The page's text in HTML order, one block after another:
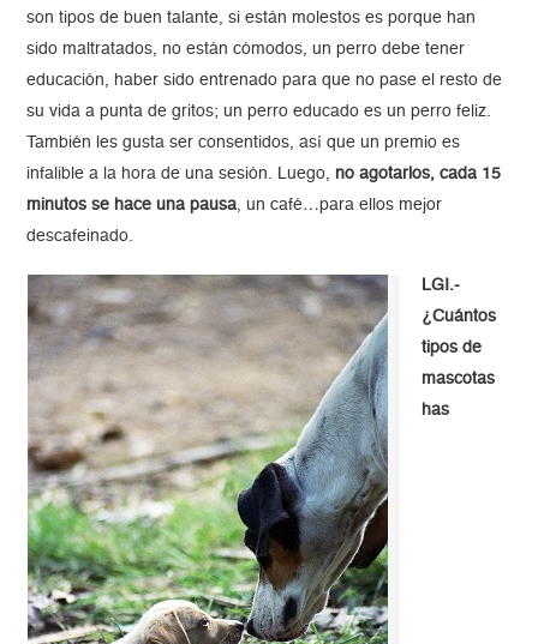
son tipos de buen talante, si están molestos es porque han
sido maltratados, no están cómodos, un perro debe tener
educación, haber sido entrenado para que no pase el resto de
su vida a punta de gritos; un perro educado es un perro feliz.
También les gusta ser consentidos, así que un premio es
infalible a la hora de una sesión. Luego, no agotarlos, cada 15
minutos se hace una pausa , un café…para ellos mejor
descafeinado.
LGI.-
¿Cuántos
tipos de
mascotas
has